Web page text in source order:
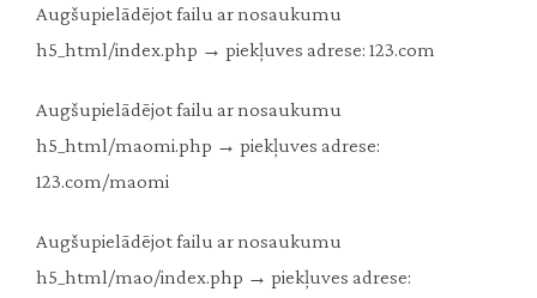
Augšupielādējot failu ar nosaukumu
h5_html/index.php → piekļuves adrese: 123.com
Augšupielādējot failu ar nosaukumu
h5_html/maomi.php → piekļuves adrese:
123.com/maomi
Augšupielādējot failu ar nosaukumu
h5_html/mao/index.php → piekļuves adrese: